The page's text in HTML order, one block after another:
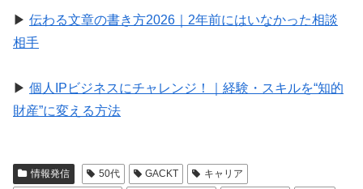
▶︎ 伝わる文章の書き方2026｜2年前にはいなかった相談
相手
▶︎ 個人IPビジネスにチャレンジ！｜経験・スキルを“知的
財産”に変える方法
情報発信 50代 GACKT
キャリア